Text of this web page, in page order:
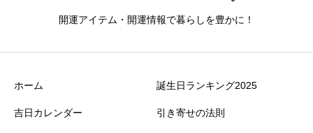
開運アイテム・開運情報で暮らしを豊かに！
ホーム
吉日カレンダー
誕生日ランキング2025
引き寄せの法則